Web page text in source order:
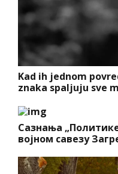
Kad ih jednom
znaka spaljuju sve
Сазнања
војном савезу